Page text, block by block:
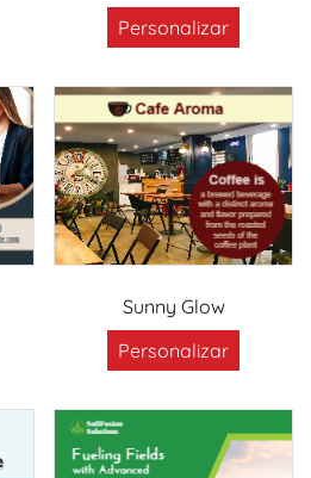
Personalizar
Sunny Glow
Personalizar